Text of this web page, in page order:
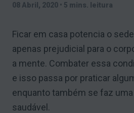
08 Abril, 2020 • 5 mins. leitura
Ficar em casa potencia o
apenas prejudicial para o
a mente. Combater essa
e isso passa por praticar
enquanto também se faz
saudável.